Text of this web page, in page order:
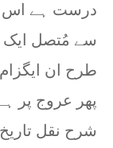
درست ہے اس
سے مُتصل ایک
طرح ان ایگزام
پھر عروج پر
شرح نقل